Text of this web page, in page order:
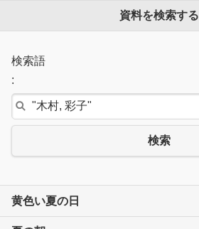
資料を検索する
検索語
:
検索
黄色い夏の日